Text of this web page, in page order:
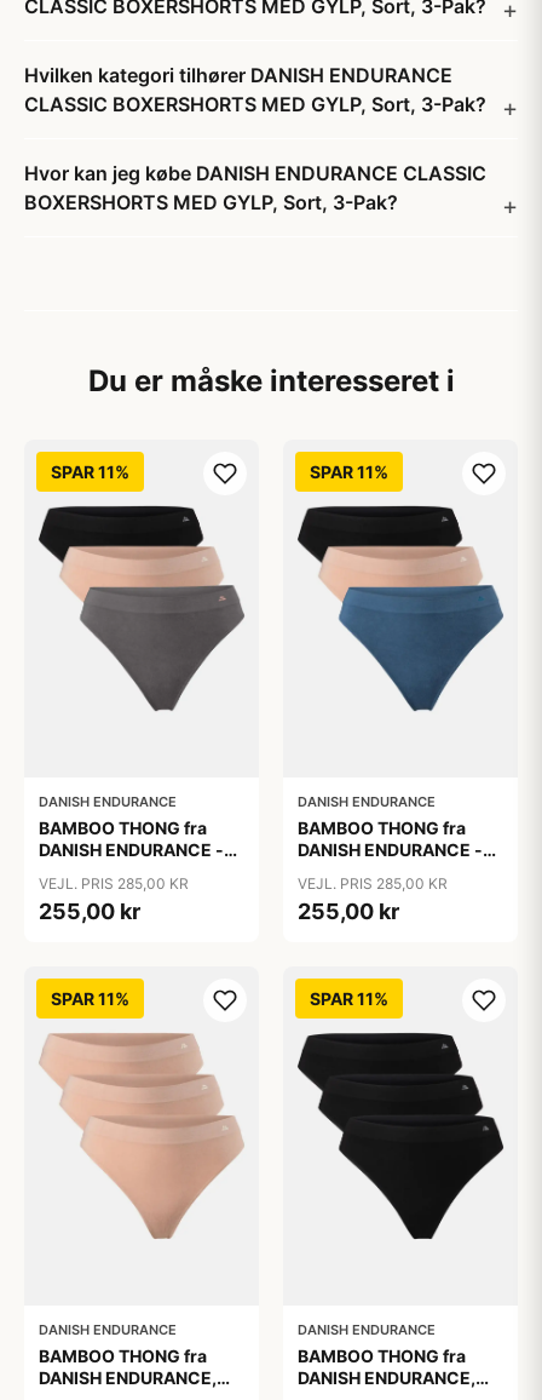
CLASSIC BOXERSHORTS MED GYLP, Sort, 3-Pak?
Hvilken kategori tilhører DANISH ENDURANCE
CLASSIC BOXERSHORTS MED GYLP, Sort, 3-Pak?
Hvor kan jeg købe DANISH ENDURANCE CLASSIC
BOXERSHORTS MED GYLP, Sort, 3-Pak?
Du er måske interesseret i
SPAR 11%
DANISH ENDURANCE
BAMBOO THONG fra
DANISH ENDURANCE -
3-Pak
VEJL. PRIS 285,00 KR
255,00 kr
SPAR 11%
DANISH ENDURANCE
BAMBOO THONG fra
DANISH ENDURANCE -
3-Pak
VEJL. PRIS 285,00 KR
255,00 kr
SPAR 11%
DANISH ENDURANCE
BAMBOO THONG fra
DANISH ENDURANCE,
SPAR 11%
DANISH ENDURANCE
BAMBOO THONG fra
DANISH ENDURANCE,